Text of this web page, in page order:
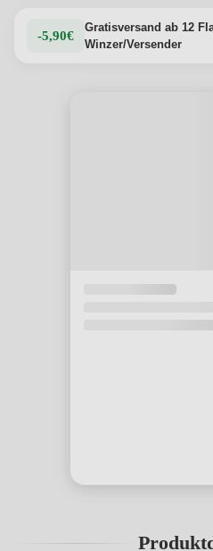
-5,90€
Gratisversand ab 12
Winzer/Versender